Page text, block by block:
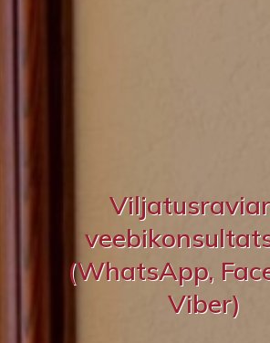
(WhatsApp,
Viber)